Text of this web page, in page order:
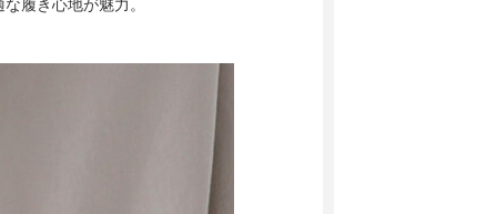
履き心地が魅力。